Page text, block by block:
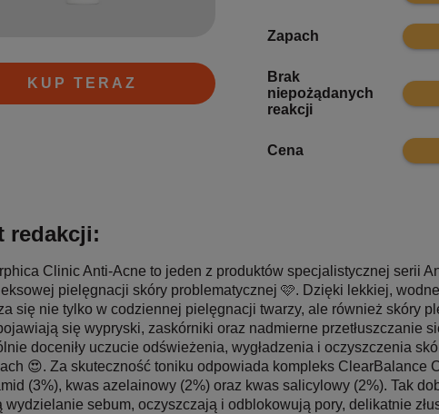
KUP TERAZ
Zapach 10
Brak
niepożądanych
reakcji
10
Cena 9.4
redakcji:
Clinic Anti-Acne to jeden z produktów specjalistycznej serii
pielęgnacji skóry problematycznej 🩷. Dzięki lekkiej,
się nie tylko w codziennej pielęgnacji twarzy, ale również skóry
się wypryski, zaskórniki oraz nadmierne przetłuszczanie
doceniły uczucie odświeżenia, wygładzenia i oczyszczenia
😍. Za skuteczność toniku odpowiada kompleks ClearBalance
(3%), kwas azelainowy (2%) oraz kwas salicylowy (2%). Tak
wydzielanie sebum, oczyszczają i odblokowują pory, delikatnie